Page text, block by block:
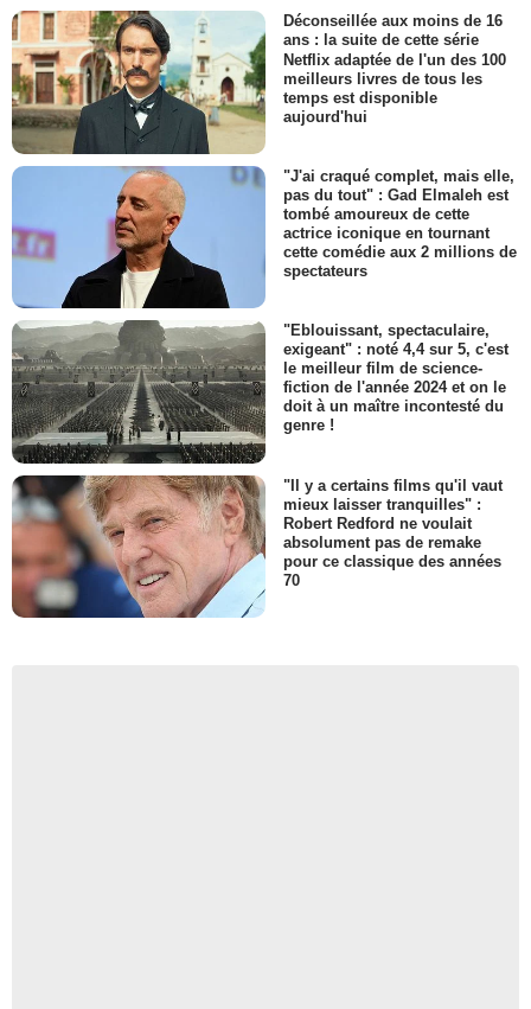
Déconseillée aux moins de 16
ans : la suite de cette série
Netflix adaptée de l'un des 100
meilleurs livres de tous les
temps est disponible
aujourd'hui
"J'ai craqué complet, mais elle,
pas du tout" : Gad Elmaleh est
tombé amoureux de cette
actrice iconique en tournant
cette comédie aux 2 millions de
spectateurs
"Eblouissant, spectaculaire,
exigeant" : noté 4,4 sur 5, c'est
le meilleur film de science-
fiction de l'année 2024 et on le
doit à un maître incontesté du
genre !
"Il y a certains films qu'il vaut
mieux laisser tranquilles" :
Robert Redford ne voulait
absolument pas de remake
pour ce classique des années
70